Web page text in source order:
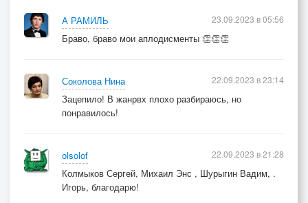
А РАМИЛЬ
Браво, браво мои аплодисменты 👏👏👏
23.09.2023 в 05:56
Соколова Нина
Зацепило! В жанрвх плохо разбираюсь, но
понравилось!
22.09.2023 в 23:14
olsolof
Колмыков Сергей, Михаил Энс , Шурыгин Вадим, .
Игорь, благодарю!
22.09.2023 в 21:28